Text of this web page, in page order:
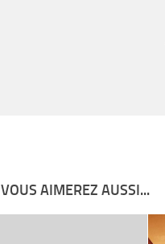
VOUS AIMEREZ AUSSI...